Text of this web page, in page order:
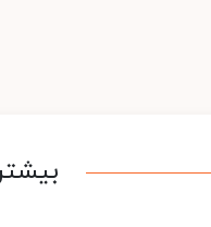
بیشتر